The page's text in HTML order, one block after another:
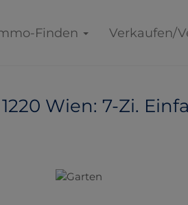
Finden Verkaufen/
Wien: 7-Zi.